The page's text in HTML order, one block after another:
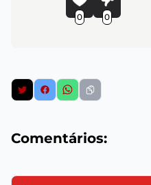
0 0
Comentários: